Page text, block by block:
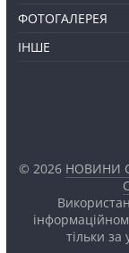
ФОТОГАЛЕРЕЯ
ІНШЕ
© 2026 НОВИНИ
тільки за